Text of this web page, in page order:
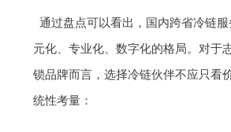
通过盘点可以看出，国内跨省冷链
元化、专业化、数字化的格局。对于
锁品牌而言，选择冷链伙伴不应只看
统性考量：